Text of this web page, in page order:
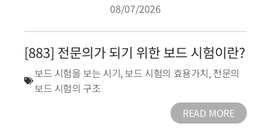
08/07/2026
[883] 전문의가 되기 위한 보드 시험이란?
보드 시험을 보는 시기, 보드 시험의 효용가치, 전문의
보드 시험의 구조
READ MORE